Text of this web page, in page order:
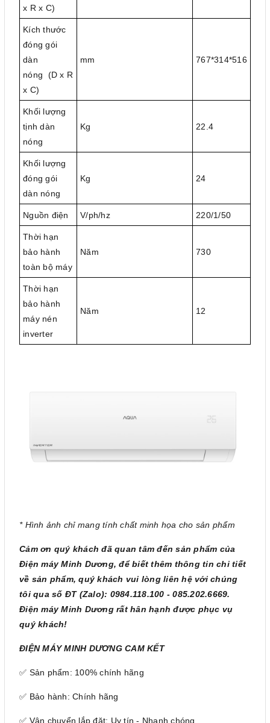
x R x C)
Kích thước
đóng gói
dàn
nóng (D x R
x C)
mm 767*314*516
Khối lượng
tịnh dàn
nóng
Kg 22.4
Khối lượng
đóng gói
dàn nóng
Kg 24
Nguồn điện V/ph/hz 220/1/50
Thời hạn
bảo hành
toàn bộ máy
Năm 730
Thời hạn
bảo hành
máy nén
inverter
Năm 12
* Hình ảnh chỉ mang tính chất minh họa cho sản phẩm
Cảm ơn quý khách đã quan tâm đến sản phẩm của
Điện máy Minh Dương, để biết thêm thông tin chi tiết
về sản phẩm, quý khách vui lòng liên hệ với chúng
tôi qua số ĐT (Zalo): 0984.118.100 - 085.202.6669.
Điện máy Minh Dương rất hân hạnh được phục vụ
quý khách!
ĐIỆN MÁY MINH DƯƠNG CAM KẾT
✅ Sản phẩm: 100% chính hãng
✅ Bảo hành: Chính hãng
✅ Vận chuyển lắp đặt: Uy tín - Nhanh chóng